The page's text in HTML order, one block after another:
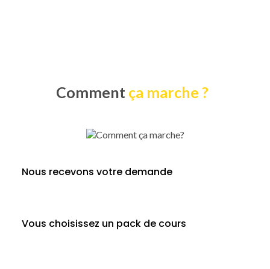
Comment ça marche ?​​
Nous recevons votre demande
Vous choisissez un pack de cours